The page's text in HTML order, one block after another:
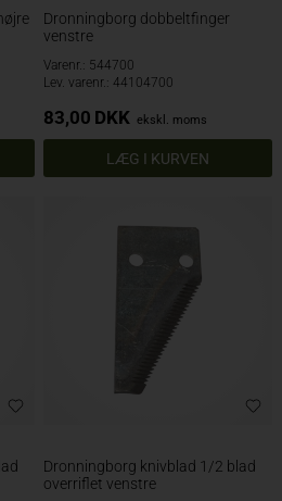
Dronningborg dobbeltfinger
venstre
Varenr.: 544700
Lev. varenr.: 44104700
83,00 DKK ekskl. moms
Dronningborg knivblad 1/2 blad
overriflet venstre